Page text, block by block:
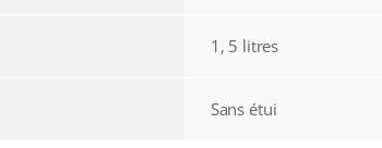
1, 5 litres
Sans étui